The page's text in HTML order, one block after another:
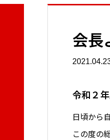
会長
令和２
日頃から
この度の